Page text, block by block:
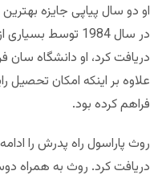
او دو سال پیاپی جایزه
در سال 1984 توسط
دریافت کرد، او دانشگاه سان
علاوه بر اینکه امکان تحصیل
فراهم کرده بود.
روث پاراسول راه پدرش را
دریافت کرد. روث به همراه